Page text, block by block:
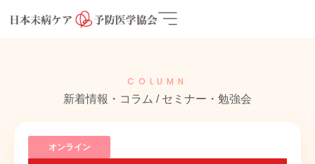
COLUMN
新着情報・コラム / セミナー・勉強会
オンライン